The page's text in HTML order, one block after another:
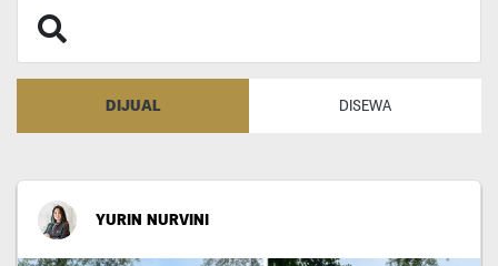
DIJUAL DISEWA
YURIN NURVINI